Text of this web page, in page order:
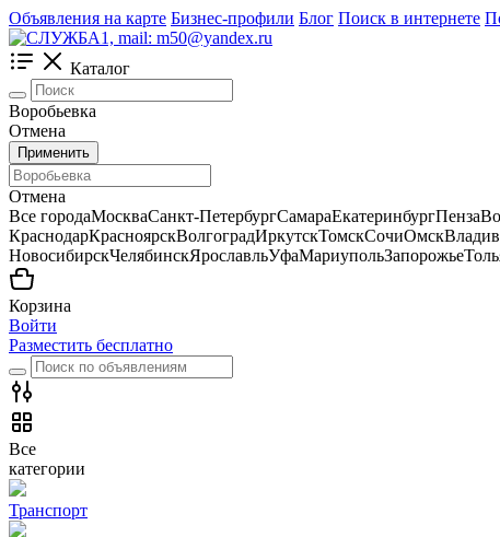
Объявления на карте Бизнес-профили Блог Поиск в интернете
Каталог
Воробьевка
Отмена
Применить
Отмена
Все городаМоскваСанкт-ПетербургСамараЕкатеринбургПенза
КраснодарКрасноярскВолгоградИркутскТомскСочиОмск
НовосибирскЧелябинскЯрославльУфаМариупольЗапорожье
Корзина
Войти
Разместить бесплатно
Все
категории
Транспорт